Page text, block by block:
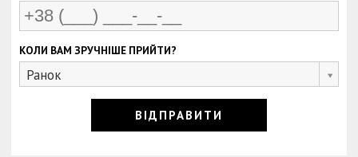
КОЛИ ВАМ ЗРУЧНІШЕ ПРИЙТИ?
Ранок